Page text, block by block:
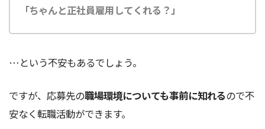
「ちゃんと正社員雇用してくれる？」
…という不安もあるでしょう。
ですが、応募先の職場環境についても事前に知れるので不
安なく転職活動ができます。